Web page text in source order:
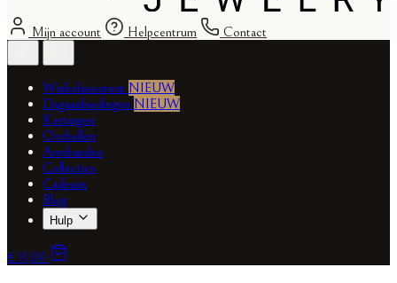
Mijn account Helpcentrum Contact
Winkelassistent NIEUW
Dagaanbiedingen NIEUW
Kettingen
Oorbellen
Armbanden
Collecties
Cadeaus
Blog
Hulp
€ 0,00